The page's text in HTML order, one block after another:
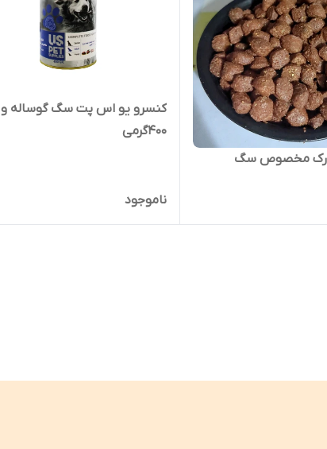
مخصوص سگ
کنسرو یو اس پت سگ گوساله
۴۰۰گرمی
ناموجود